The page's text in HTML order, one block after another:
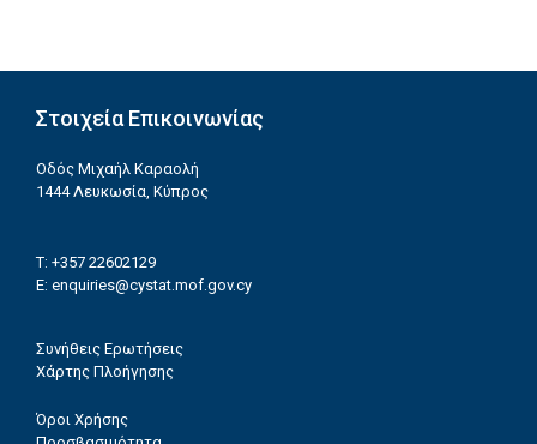
Στοιχεία Επικοινωνίας
Οδός Μιχαήλ Καραολή
1444 Λευκωσία, Κύπρος
T: +357 22602129
E: enquiries@cystat.mof.gov.cy
Συνήθεις Ερωτήσεις
Χάρτης Πλοήγησης
Όροι Χρήσης